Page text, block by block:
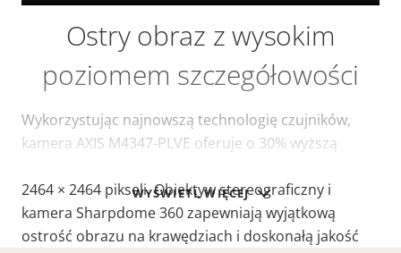
WYŚWIETL WIĘCEJ
Ostry obraz z wysokim
poziomem szczegółowości
Wykorzystując najnowszą technologię czujników,
kamera AXIS M4347-PLVE oferuje o 30% wyższą
2464 × 2464 pikseli. Obiektyw stereograficzny i
kamera Sharpdome 360 zapewniają wyjątkową
ostrość obrazu na krawędziach i doskonałą jakość